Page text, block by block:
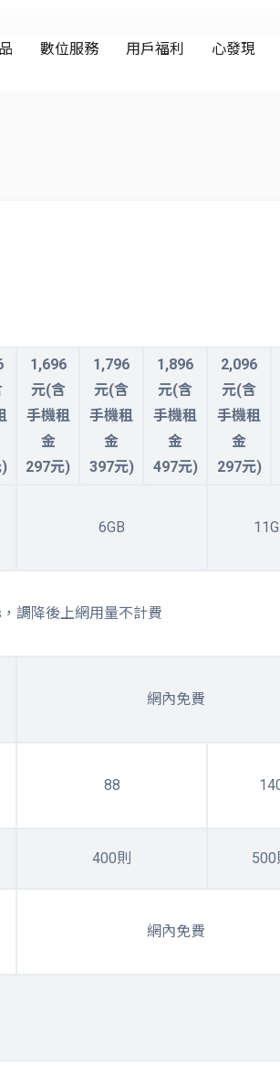
1,696
元(含
手機租
金
297元)
1,796
元(含
手機租
金
397元)
1,896
元(含
手機租
金
497元)
2,096
元(含
手機租
金
297元)
6GB
調降後上網用量不計費
網內免費
88
400則 500
網內免費